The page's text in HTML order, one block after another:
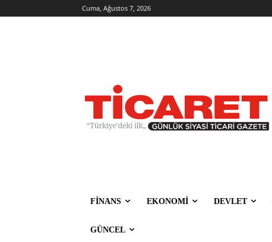
Cuma, Ağustos 7, 2026
FİNANS EKONOMİ DEVLET
GÜNCEL